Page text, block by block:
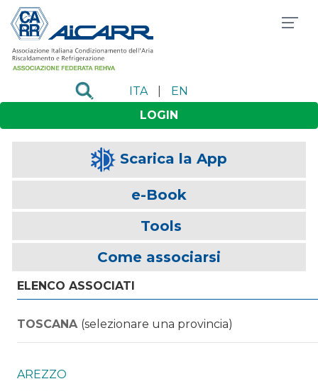
ITA
EN
LOGIN
Scarica la App
e-Book
Tools
Come associarsi
ELENCO ASSOCIATI
TOSCANA (selezionare una provincia)
AREZZO